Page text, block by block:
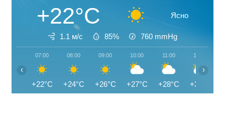
+22°C Ясно
1.1 м/с 85% 760 mmHg
07:00
+22°C
08:00
+24°C
09:00
+26°C
10:00
+27°C
11:00
+28°C
12:00
+30°C
‹ ›